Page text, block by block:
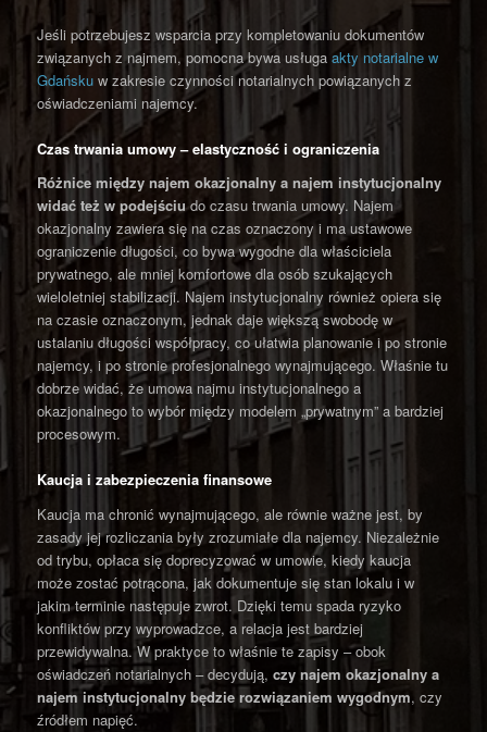
Jeśli potrzebujesz wsparcia przy kompletowaniu dokumentów
związanych z najmem, pomocna bywa usługaakty notarialne w
Gdańsku w zakresie czynności notarialnych powiązanych z
oświadczeniami najemcy.
Czas trwania umowy – elastyczność i ograniczenia
Różnice między najem okazjonalny a najem instytucjonalny
widać też w podejściudo czasu trwania umowy. Najem
okazjonalny zawiera się na czas oznaczony i ma ustawowe
ograniczenie długości, co bywa wygodne dla właściciela
prywatnego, ale mniej komfortowe dla osób szukających
wieloletniej stabilizacji. Najem instytucjonalny również opiera się
na czasie oznaczonym, jednak daje większą swobodę w
ustalaniu długości współpracy, co ułatwia planowanie i po stronie
najemcy, i po stronie profesjonalnego wynajmującego. Właśnie tu
dobrze widać, że umowa najmu instytucjonalnego a
okazjonalnego to wybór między modelem „prywatnym” a bardziej
procesowym.
Kaucja i zabezpieczenia finansowe
Kaucja ma chronić wynajmującego, ale równie ważne jest, by
zasady jej rozliczania były zrozumiałe dla najemcy. Niezależnie
od trybu, opłaca się doprecyzować w umowie, kiedy kaucja
może zostać potrącona, jak dokumentuje się stan lokalu i w
jakim terminie następuje zwrot. Dzięki temu spada ryzyko
konfliktów przy wyprowadzce, a relacja jest bardziej
przewidywalna. W praktyce to właśnie te zapisy – obok
oświadczeń notarialnych – decydują,czy najem okazjonalny a
najem instytucjonalny będzie rozwiązaniem wygodnym, czy
źródłem napięć.